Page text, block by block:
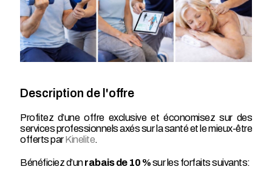
Description de l'offre
Profitez d’une offre exclusive et économisez sur des
services professionnels axés sur la santé et le mieux-être
offerts parKinelite.
Bénéficiez d’unrabais de 10 %sur les forfaits suivants: